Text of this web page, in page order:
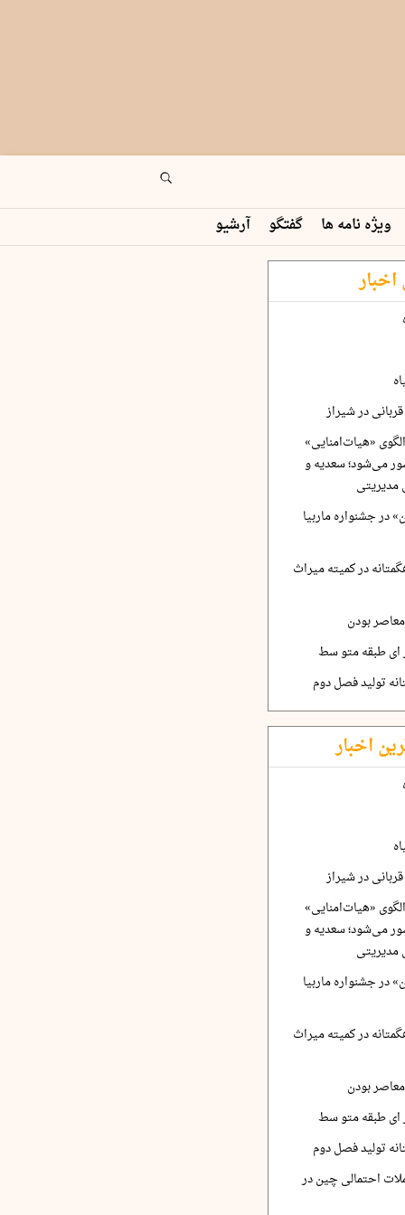
ویژه نامه ها گفتگو آرشیو
در شیراز
«هیات‌امنایی»
می‌شود؛ سعدیه و
مدیریتی
در جشنواره ماربیا
در کمیته میراث
بودن
ای طبقه متو سط
تولید فصل دوم
اخبار
در شیراز
«هیات‌امنایی»
می‌شود؛ سعدیه و
مدیریتی
در جشنواره ماربیا
در کمیته میراث
بودن
ای طبقه متو سط
تولید فصل دوم
احتمالی چین در